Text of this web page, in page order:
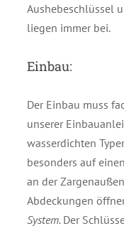
Aushebeschlüssel
liegen immer bei.
Einbau:
Der Einbau muss
unserer
wasserdichten
besonders auf
an der
Abdeckungen
System. Der